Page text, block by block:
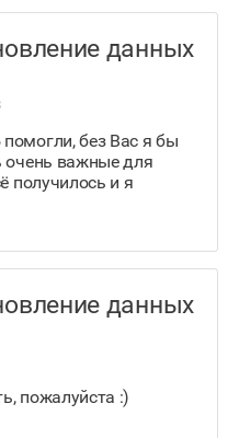
данных
без Вас я бы
очень важные для
получилось и я
данных
пожалуйста :)